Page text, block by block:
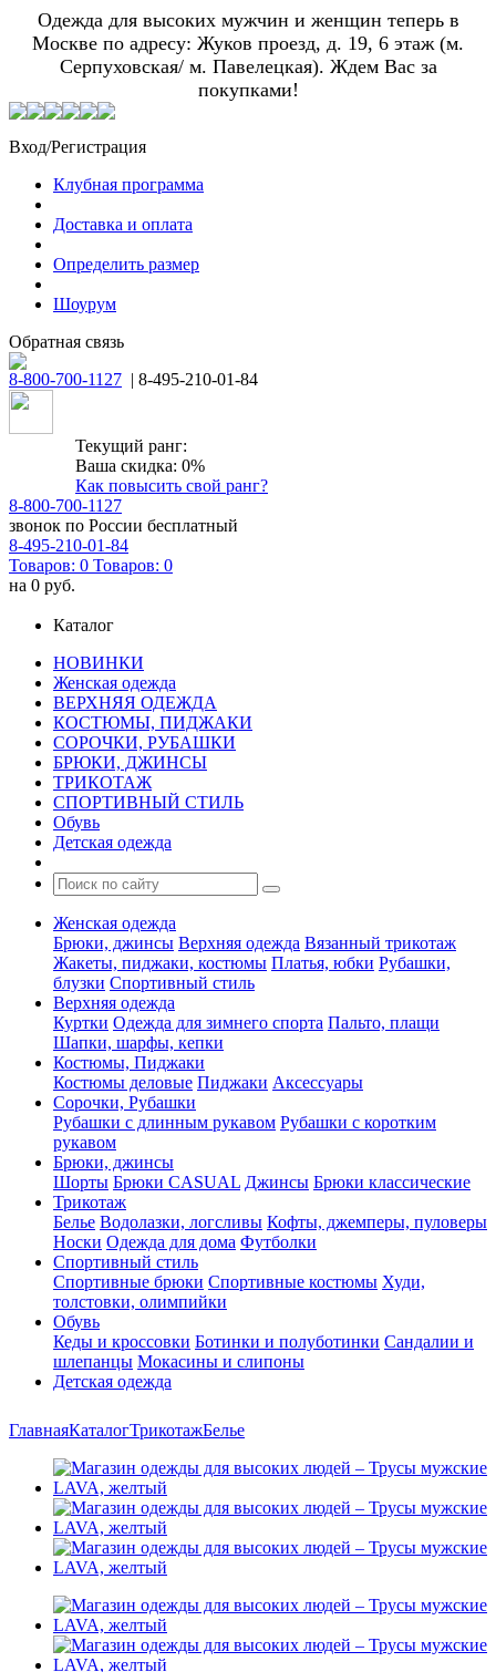
Одежда для высоких мужчин и женщин теперь в
Москве по адресу: Жуков проезд, д. 19, 6 этаж (м.
Серпуховская/ м. Павелецкая). Ждем Вас за
покупками!
Вход/Регистрация
Клубная программа
Доставка и оплата
Определить размер
Шоурум
Обратная связь
8-800-700-1127 | 8-495-210-01-84
Текущий ранг:
Ваша скидка: 0%
Как повысить свой ранг?
8-800-700-1127
звонок по России бесплатный
8-495-210-01-84
Товаров: 0 Товаров: 0
на 0 руб.
Каталог
НОВИНКИ
Женская одежда
ВЕРХНЯЯ ОДЕЖДА
КОСТЮМЫ, ПИДЖАКИ
СОРОЧКИ, РУБАШКИ
БРЮКИ, ДЖИНСЫ
ТРИКОТАЖ
СПОРТИВНЫЙ СТИЛЬ
Обувь
Детская одежда
Женская одежда
Брюки, джинсы Верхняя одежда Вязанный трикотаж
Жакеты, пиджаки, костюмы Платья, юбки Рубашки,
блузки Спортивный стиль
Верхняя одежда
Куртки Одежда для зимнего спорта Пальто, плащи
Шапки, шарфы, кепки
Костюмы, Пиджаки
Костюмы деловые Пиджаки Аксессуары
Сорочки, Рубашки
Рубашки с длинным рукавом Рубашки с коротким
рукавом
Брюки, джинсы
Шорты Брюки CASUAL Джинсы Брюки классические
Трикотаж
Белье Водолазки, логсливы Кофты, джемперы, пуловеры
Носки Одежда для дома Футболки
Спортивный стиль
Спортивные брюки Спортивные костюмы Худи,
толстовки, олимпийки
Обувь
Кеды и кроссовки Ботинки и полуботинки Сандалии и
шлепанцы Мокасины и слипоны
Детская одежда
ГлавнаяКаталогТрикотажБелье